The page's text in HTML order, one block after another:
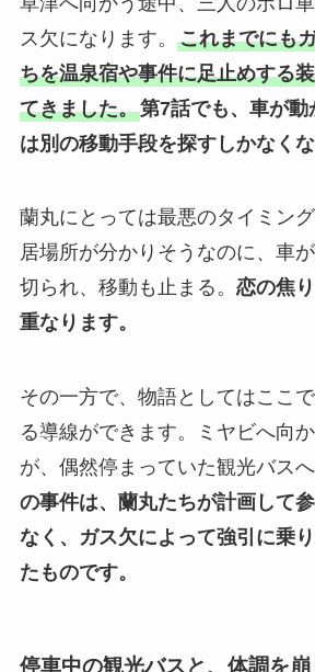
ス欠になります。 これまでにも
ちを温泉宿や事件に足止めする
てきました。第7話でも、車が動
は別の移動手段を探すしかなくな
蘭丸にとっては最悪のタイミン
居場所が分かりそうなのに、車
切られ、移動も止まる。 恋の焦
重なります。
その一方で、物語としてはここ
る導線ができます。ミヤビへ向
が、偶然停まっていた観光バスへ
の事件は、蘭丸たちが計画して
なく、ガス欠によって強引に乗
たものです。
停車中の観光バスと、体調を